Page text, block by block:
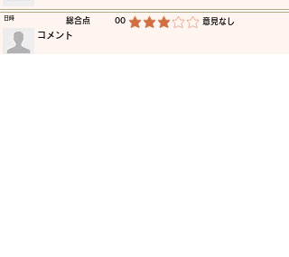
​総合点 00 平均評価 3 /5 ​意見なし
​日時
​コメント